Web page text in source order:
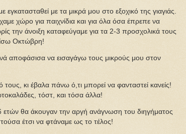
με τα μικρά μου στο εξοχικό της γιαγιάς.
χώρο για παιχνίδια και για όλα όσα έπρεπε να
την άνοιξη καταφεύγαμε για τα 2-3 προσχολικά τους
Οκτώβρη!
αποφάσισα να εισαγάγω τους μικρούς μου στον
κι έβαλα πάνω ό,τι μπορεί να φανταστεί κανείς!
τόστ, και τόσα άλλα!
ετών θα άκουγαν την αργή ανάγνωση του διηγήματος
έτσι να φτάναμε ως το τέλος!